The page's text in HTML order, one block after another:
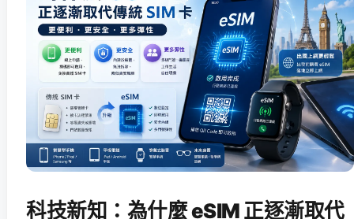
科技新知：為什麼 eSIM 正逐漸取代